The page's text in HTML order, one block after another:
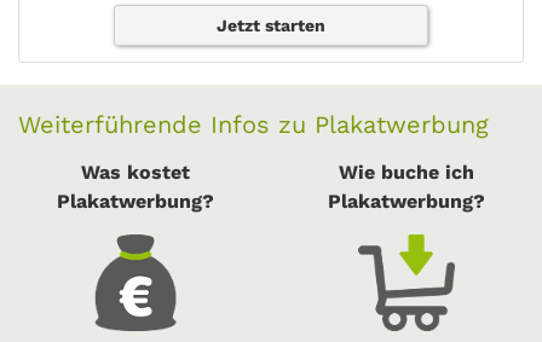
Jetzt starten
Weiterführende Infos zu Plakatwerbung
Was kostet
Plakatwerbung?
Wie buche ich
Plakatwerbung?